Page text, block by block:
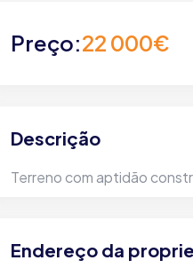
Preço:22 000€
Descrição
Terreno com aptidão
Endereço da
pleno
Venda
Melgaço | Vila e Roussas |